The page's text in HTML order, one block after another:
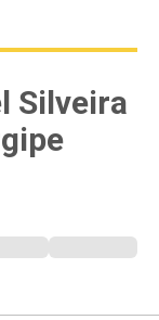
Silveira